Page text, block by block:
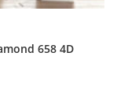
658 4D